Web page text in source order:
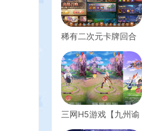
稀有二次元卡牌回合
马红俊6.5万级内购
版】最新整理Linux手
工服务端+多区跨服
+自定义英雄+自定义
符文+GM授权后台
+安卓+详细搭建教程
三网H5游戏【九州谕